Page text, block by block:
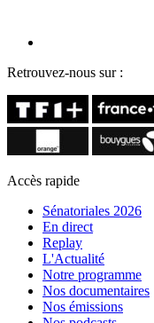
Retrouvez-nous sur :
Accès rapide
Sénatoriales 2026
En direct
Replay
L'Actualité
Notre programme
Nos documentaires
Nos émissions